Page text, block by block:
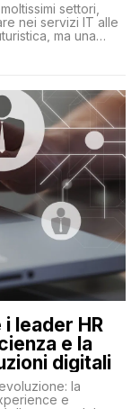
settori,
nei servizi IT alle
ma una
significativo in
leader HR
e la
digitali
la
e